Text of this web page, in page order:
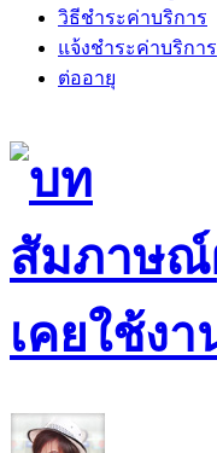
วิธีชำระค่าบริการ
แจ้งชำระค่าบริการ
ต่ออายุ